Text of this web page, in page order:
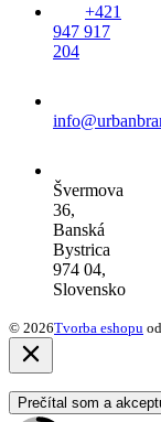
+421
947 917
204
Švermova
36,
Banská
Bystrica
974 04,
Slovensko
© 2026Tvorba eshopu
Prečítal som a